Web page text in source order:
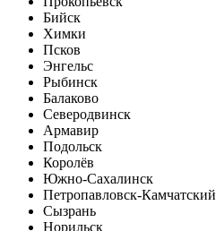
Бийск
Химки
Псков
Энгельс
Рыбинск
Балаково
Северодвинск
Армавир
Подольск
Королёв
Южно-Сахалинск
Петропавловск-Камчатский
Сызрань
Норильск